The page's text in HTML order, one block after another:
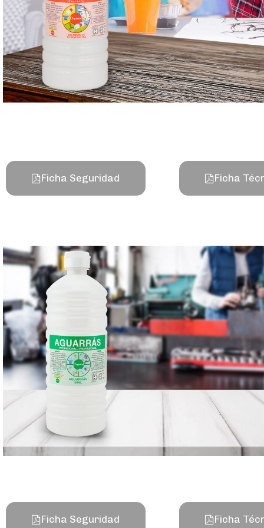
Ficha Seguridad Ficha
Ficha Seguridad Ficha